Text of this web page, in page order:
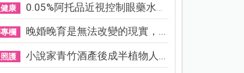
康 0.05%阿托品近視控制眼藥水納...
欄 晚婚晚育是無法改變的現實，...
護 小說家青竹酒產後成半植物人...